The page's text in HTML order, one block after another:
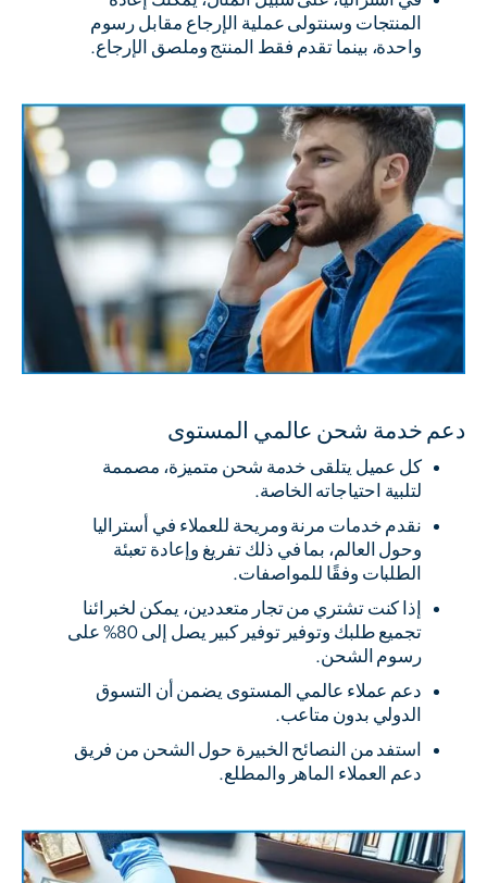
المنتجات وسنتولى عملية الإرجاع مقابل رسوم
واحدة، بينما تقدم فقط المنتج وملصق الإرجاع.
دعم خدمة شحن عالمي المستوى
كل عميل يتلقى خدمة شحن متميزة، مصممة
لتلبية احتياجاته الخاصة.
نقدم خدمات مرنة ومريحة للعملاء في أستراليا
وحول العالم، بما في ذلك تفريغ وإعادة تعبئة
الطلبات وفقًا للمواصفات.
إذا كنت تشتري من تجار متعددين، يمكن لخبرائنا
تجميع طلبك وتوفير توفير كبير يصل إلى 80% على
رسوم الشحن.
دعم عملاء عالمي المستوى يضمن أن التسوق
الدولي بدون متاعب.
استفد من النصائح الخبيرة حول الشحن من فريق
دعم العملاء الماهر والمطلع.